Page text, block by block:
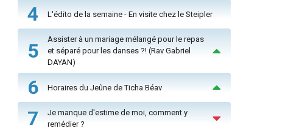
4 L'édito de la semaine - En visite chez le Steipler
5
Assister à un mariage mélangé pour le repas
et séparé pour les danses ?! (Rav Gabriel
DAYAN)
6 Horaires du Jeûne de Ticha Béav
7
Je manque d'estime de moi, comment y
remédier ?